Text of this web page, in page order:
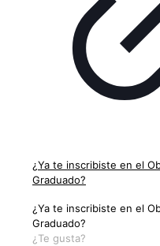
¿Ya te inscribiste en el
Graduado?
¿Ya te inscribiste en el
Graduado?
¿Te gusta?